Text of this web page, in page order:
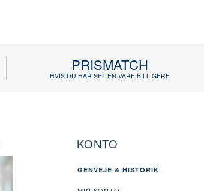
PRISMATCH
HVIS DU HAR SET EN VARE BILLIGERE
KONTO
GENVEJE & HISTORIK